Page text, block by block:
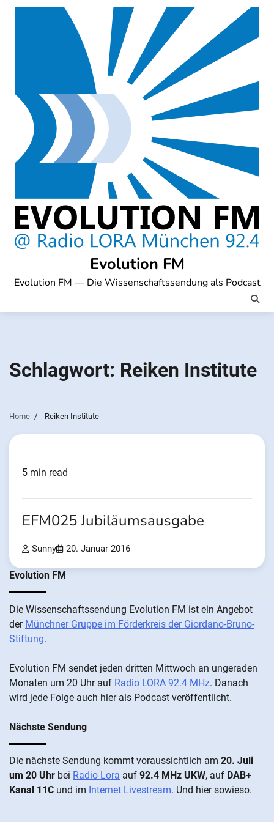
Skip
Evolution FM
Evolution FM — Die Wissenschaftssendung als Podcast
Schlagwort: Reiken Institute
Home Reiken Institute
5 min read
EFM025 Jubiläumsausgabe
Sunny 20. Januar 2016
Evolution FM
Die Wis­sen­schafts­send­ung Evolution FM ist ein An­ge­bot
der Münch­ner Grup­pe im För­der­kreis der Gi­ordano-Bruno-
Stiftung.
Evolution FM sen­det je­den drit­ten Mitt­woch an un­ge­ra­den
Mo­nat­en um 20 Uhr auf Radio LORA 92.4 MHz. Da­nach
wird je­de Fol­ge auch hier als Pod­cast ver­öffentlicht.
Nächste Sendung
Die näch­ste Sen­dung kommt vor­aus­sicht­lich am 20. Juli
um 20 Uhr bei Radio Lora auf 92.4 MHz UKW, auf DAB+
Kanal 11C und im Internet Livestream. Und hier sowieso.